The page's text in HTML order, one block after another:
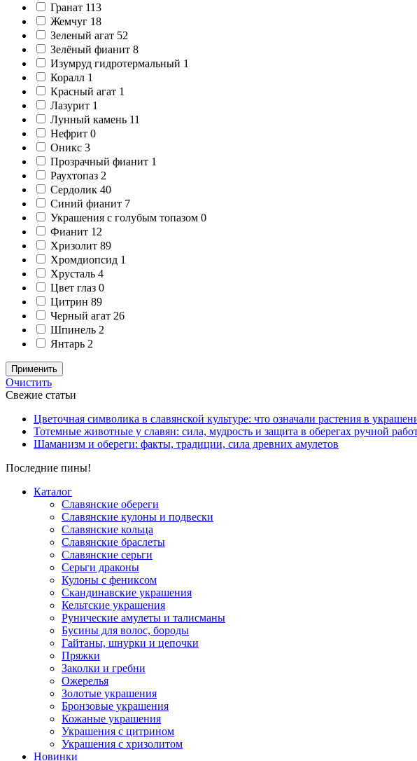
Гранат 113
Жемчуг 18
Зеленый агат 52
Зелёный фианит 8
Изумруд гидротермальный 1
Коралл 1
Красный агат 1
Лазурит 1
Лунный камень 11
Нефрит 0
Оникс 3
Прозрачный фианит 1
Раухтопаз 2
Сердолик 40
Синий фианит 7
Украшения с голубым топазом 0
Фианит 12
Хризолит 89
Хромдиопсид 1
Хрусталь 4
Цвет глаз 0
Цитрин 89
Черный агат 26
Шпинель 2
Янтарь 2
Применить
Очистить
Свежие статьи
Цветочная символика в славянской культуре: что означали растения в
Тотемные животные у славян: сила, мудрость и защита в оберегах ручной
Шаманизм и обереги: факты, традиции, сила древних амулетов
Последние пины!
Каталог
Славянские обереги
Славянские кулоны и подвески
Славянские кольца
Славянские браслеты
Славянские серьги
Серьги драконы
Кулоны с фениксом
Скандинавские украшения
Кельтские украшения
Рунические амулеты и талисманы
Бусины для волос, бороды
Гайтаны, шнурки и цепочки
Пряжки
Заколки и гребни
Ожерелья
Золотые украшения
Бронзовые украшения
Кожаные украшения
Украшения с цитрином
Украшения с хризолитом
Новинки